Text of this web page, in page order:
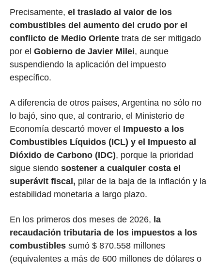
Precisamente, el traslado al valor de los
combustibles del aumento del crudo por el
conflicto de Medio Oriente trata de ser mitigado
por el Gobierno de Javier Milei, aunque
suspendiendo la aplicación del impuesto
específico.
A diferencia de otros países, Argentina no sólo no
lo bajó, sino que, al contrario, el Ministerio de
Economía descartó mover el Impuesto a los
Combustibles Líquidos (ICL) y el Impuesto al
Dióxido de Carbono (IDC), porque la prioridad
sigue siendo sostener a cualquier costa el
superávit fiscal, pilar de la baja de la inflación y la
estabilidad monetaria a largo plazo.
En los primeros dos meses de 2026, la
recaudación tributaria de los impuestos a los
combustibles sumó $ 870.558 millones
(equivalentes a más de 600 millones de dólares o